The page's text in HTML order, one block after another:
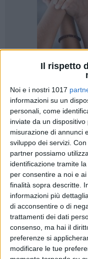
Il rispetto
Noi e i nostri 1017
informazioni su un
personali, come
inviate da un
misurazione di annunci
sviluppo dei servizi.
partner possiamo
identificazione tramite
per consentire a noi e
finalità sopra descritte.
informazioni più
di acconsentire o di
trattamenti dei dati
consenso, ma hai il
preferenze si
modificare le tue
Martedì 15 giugno
civili o religiose, tra
Le linee guida per lo
sicurezza, definite
del 29 maggio 2021 e
Confindustria,
L'ingresso in sala
L'uso della
Il buffet e il cibo
L'organizzazione
I gruppi musicali